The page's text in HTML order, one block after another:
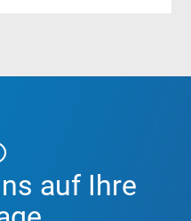
auf Ihre